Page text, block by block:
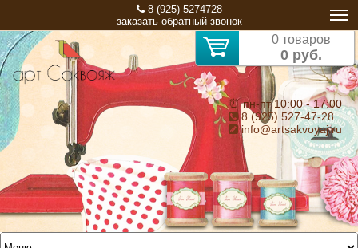
8 (925) 5274728
заказать обратный звонок
0 товаров
0 руб.
⏰ пн-пт 10:00 - 17:00
8 (925) 527-47-28
info@artsakvoyaj.ru